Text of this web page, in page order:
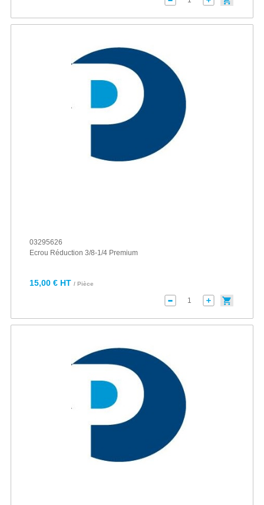
03295626
Ecrou Réduction 3/8-1/4 Premium
15,00 € HT / Pièce